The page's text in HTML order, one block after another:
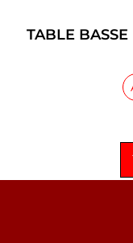
TABLE